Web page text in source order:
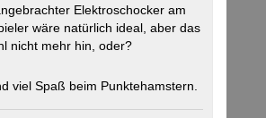
Elektroschocker am
wäre natürlich ideal, aber das
nicht mehr hin, oder?
viel Spaß beim Punktehamstern.